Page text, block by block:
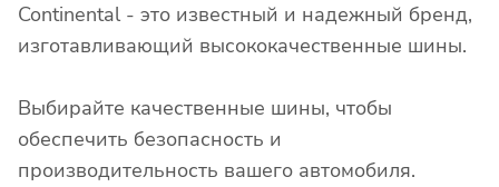
Continental - это известный и надежный бренд,
изготавливающий высококачественные шины.
Выбирайте качественные шины, чтобы
обеспечить безопасность и
производительность вашего автомобиля.